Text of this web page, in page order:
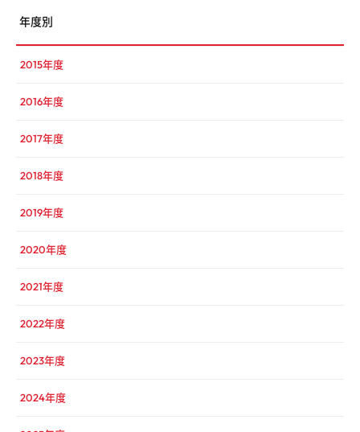
年度別
2015年度
2016年度
2017年度
2018年度
2019年度
2020年度
2021年度
2022年度
2023年度
2024年度